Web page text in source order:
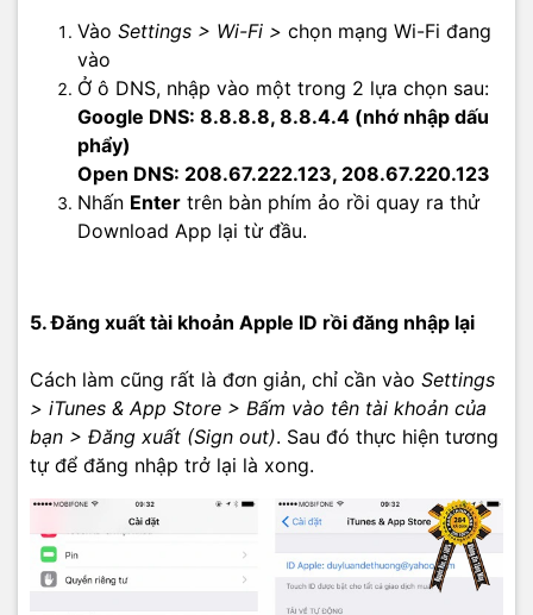
Vào Settings > Wi-Fi > chọn mạng Wi-Fi đang
vào
Ở ô DNS, nhập vào một trong 2 lựa chọn sau:
Google DNS: 8.8.8.8, 8.8.4.4 (nhớ nhập dấu
phẩy)
Open DNS: 208.67.222.123, 208.67.220.123
Nhấn Enter trên bàn phím ảo rồi quay ra thử
Download App lại từ đầu.
5. Đăng xuất tài khoản Apple ID rồi đăng nhập lại
Cách làm cũng rất là đơn giản, chỉ cần vào Settings
> iTunes & App Store > Bấm vào tên tài khoản của
bạn > Đăng xuất (Sign out). Sau đó thực hiện tương
tự để đăng nhập trở lại là xong.